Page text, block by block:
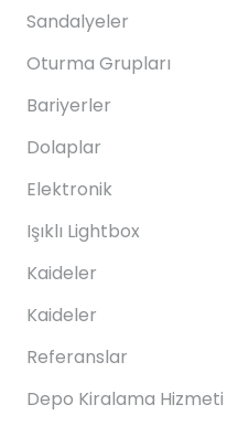
Sandalyeler
Oturma Grupları
Bariyerler
Dolaplar
Elektronik
Işıklı Lightbox
Kaideler
Kaideler
Referanslar
Depo Kiralama Hizmeti